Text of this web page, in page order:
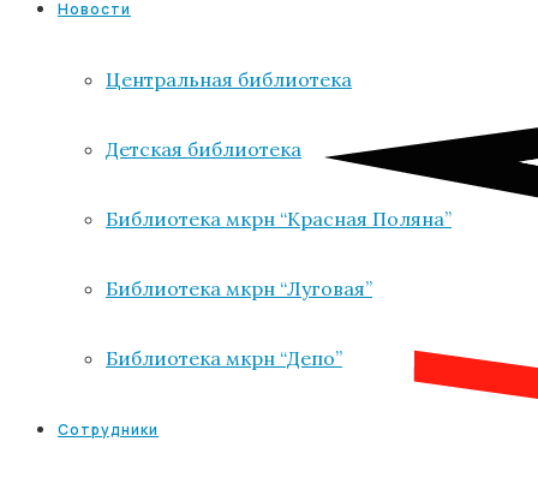
Новости
Центральная библиотека
Детская библиотека
Библиотека мкрн “Красная Поляна”
Библиотека мкрн “Луговая”
Библиотека мкрн “Депо”
Сотрудники